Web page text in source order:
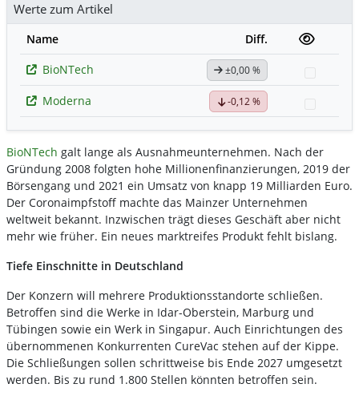
Werte zum Artikel
Name
Diff.
BioNTech
±0,00 %
Moderna
-0,12 %
BioNTech galt lange als Ausnahmeunternehmen. Nach der
Gründung 2008 folgten hohe Millionenfinanzierungen, 2019 der
Börsengang und 2021 ein Umsatz von knapp 19 Milliarden Euro.
Der Coronaimpfstoff machte das Mainzer Unternehmen
weltweit bekannt. Inzwischen trägt dieses Geschäft aber nicht
mehr wie früher. Ein neues marktreifes Produkt fehlt bislang.
Tiefe Einschnitte in Deutschland
Der Konzern will mehrere Produktionsstandorte schließen.
Betroffen sind die Werke in Idar-Oberstein, Marburg und
Tübingen sowie ein Werk in Singapur. Auch Einrichtungen des
übernommenen Konkurrenten CureVac stehen auf der Kippe.
Die Schließungen sollen schrittweise bis Ende 2027 umgesetzt
werden. Bis zu rund 1.800 Stellen könnten betroffen sein.